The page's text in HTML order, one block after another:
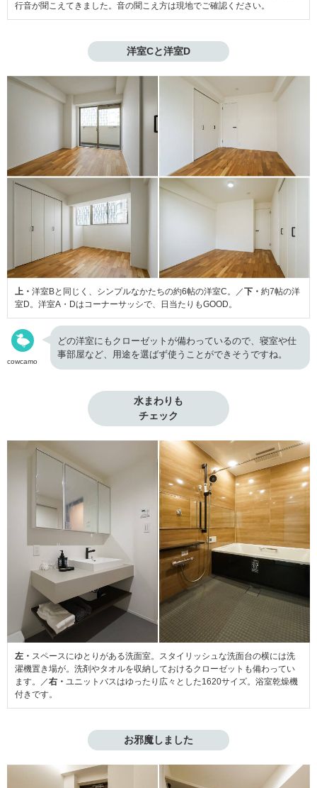
行音が聞こえてきました。音の聞こえ方は現地でご確認ください。
洋室Cと洋室D
上・ 洋室Bと同じく、シンプルなかたちの約6帖の洋室C。／下・ 約7帖の洋
室D。洋室A・Dはコーナーサッシで、日当たりもGOOD。
cowcamo
どの洋室にもクローゼットが備わっているので、寝室や仕
事部屋など、用途を選ばず使うことができそうですね。
水まわりも
チェック
左・ スペースにゆとりがある洗面室。スタイリッシュな洗面台の横には洗
濯機置き場が。洗剤やタオルを収納しておけるクローゼットも備わってい
ます。／右・ ユニットバスはゆったり広々とした1620サイズ。浴室乾燥機
付きです。
お邪魔しました